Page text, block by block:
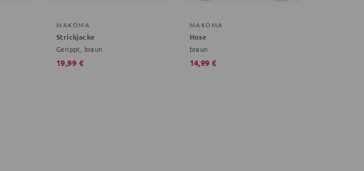
MAKOMA
Strickjacke
Gerippt, braun
19,99 €
MAKOMA
Hose
braun
14,99 €